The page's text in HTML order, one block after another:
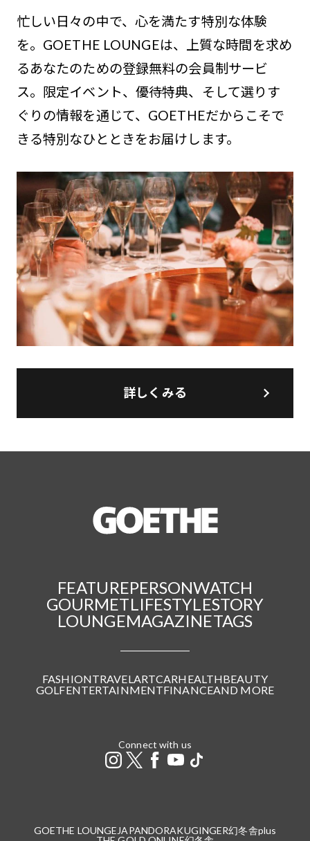
忙しい日々の中で、心を満たす特別な体験
を。GOETHE LOUNGEは、上質な時間を求め
るあなたのための登録無料の会員制サービ
ス。限定イベント、優待特典、そして選りす
ぐりの情報を通じて、GOETHEだからこそで
きる特別なひとときをお届けします。
詳しくみる
FEATUREPERSONWATCH
GOURMETLIFESTYLESTORY
LOUNGEMAGAZINETAGS
FASHIONTRAVELARTCARHEALTHBEAUTY
GOLFENTERTAINMENTFINANCEAND MORE
Connect with us
GOETHE LOUNGE JAPANDORAKUGINGER幻冬舎plus